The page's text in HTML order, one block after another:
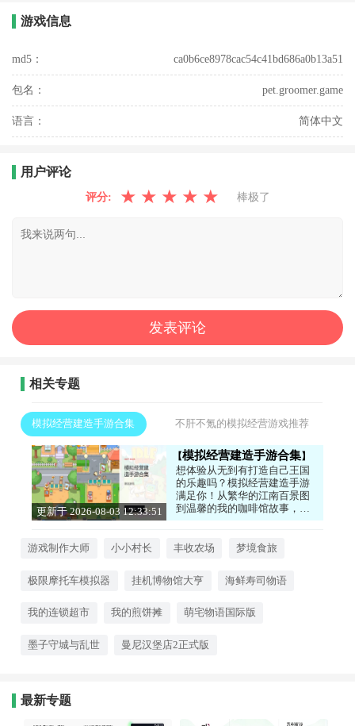
游戏信息
md5： ca0b6ce8978cac54c41bd686a0b13a51
包名： pet.groomer.game
语言： 简体中文
用户评论
评分: ★ ★ ★ ★ ★ 棒极了
相关专题
模拟经营建造手游合集 不肝不氪的模拟经营游戏推荐
更新于 2026-08-03 12:33:51
模拟经营建造手游合集
想体验从无到有打造自己王国
的乐趣吗？模拟经营建造手游
满足你！从繁华的江南百景图
到温馨的我的咖啡馆故事，从
充满童趣的宝宝庄园到充满挑
都能让你化身管理者，规划布
独一无二的专属世界。感兴趣
游戏制作大师 小小村长 丰收农场 梦境食旅
极限摩托车模拟器 挂机博物馆大亨 海鲜寿司物语
我的连锁超市 我的煎饼摊 萌宅物语国际版
墨子守城与乱世 曼尼汉堡店2正式版
最新专题